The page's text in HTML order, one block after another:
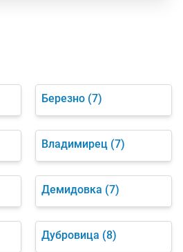
Березно (7)
Владимирец (7)
Демидовка (7)
Дубровица (8)